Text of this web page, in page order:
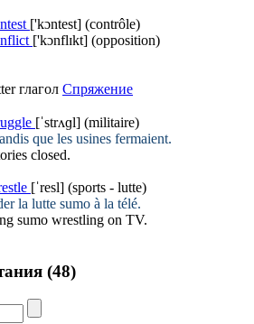
['kɔntest] (contrôle)
['kɔnflɪkt] (opposition)
глагол Спряжение
[ˈstrʌɡl] (militaire)
que les usines fermaient.
closed.
[ˈresl] (sports - lutte)
la lutte sumo à la télé.
sumo wrestling on TV.
(48)